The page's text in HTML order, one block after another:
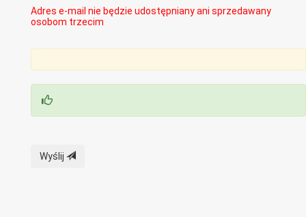
Adres e-mail nie będzie udostępniany ani sprzedawany
osobom trzecim
Wyślij